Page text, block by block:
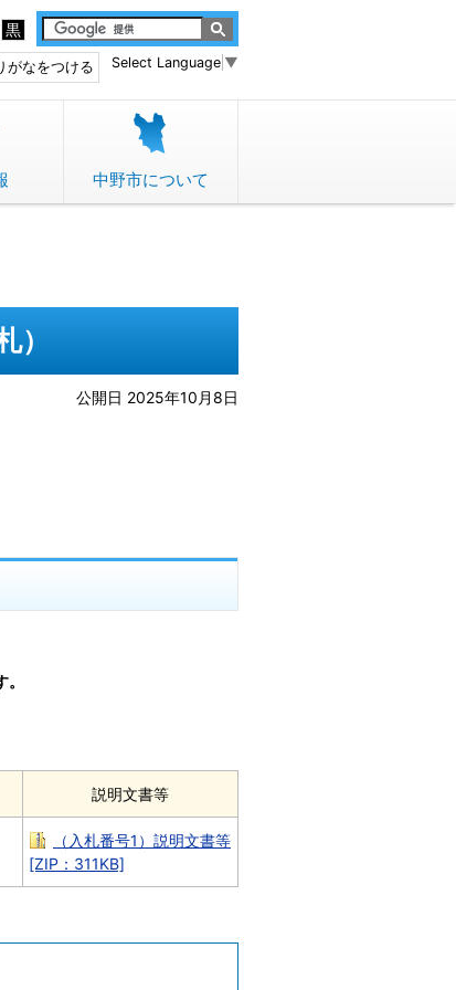
黒
Select Language ▼
がなをつける
中野市について
公開日 2025年10月8日
説明文書等
（入札番号1）説明文書等
[ZIP：311KB]